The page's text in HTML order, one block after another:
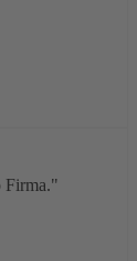
Firma."